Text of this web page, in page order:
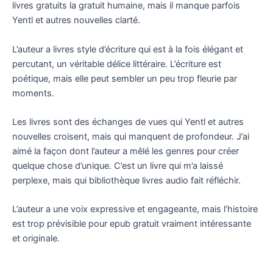
livres gratuits la gratuit humaine, mais il manque parfois
Yentl et autres nouvelles clarté.
L’auteur a livres style d’écriture qui est à la fois élégant et
percutant, un véritable délice littéraire. L’écriture est
poétique, mais elle peut sembler un peu trop fleurie par
moments.
Les livres sont des échanges de vues qui Yentl et autres
nouvelles croisent, mais qui manquent de profondeur. J’ai
aimé la façon dont l’auteur a mêlé les genres pour créer
quelque chose d’unique. C’est un livre qui m’a laissé
perplexe, mais qui bibliothèque livres audio fait réfléchir.
L’auteur a une voix expressive et engageante, mais l’histoire
est trop prévisible pour epub gratuit vraiment intéressante
et originale.